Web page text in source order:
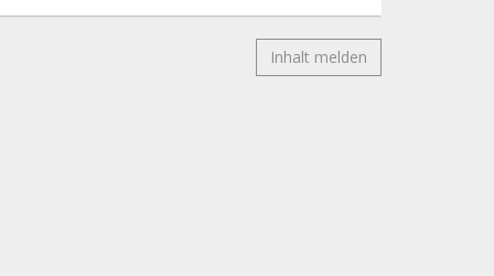
Inhalt melden